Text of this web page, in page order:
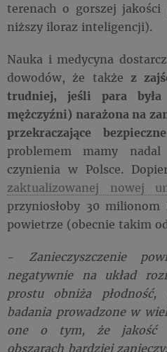
terenach o gorszej jakości
niższy iloraz inteligencji).
Nauka i medycyna
dowodów, że także z
trudniej, jeśli para była
mężczyźni) narażona na
przekraczające
problemem mamy
czynienia w Polsce.
zaktualizowanej nowej
przyniosłoby 30
powietrze (obecnie takim
- Zanieczyszczenie
negatywnie na układ
prostu obniża
badania prowadzone w
one o tym, że jakość
obszarach bardziej